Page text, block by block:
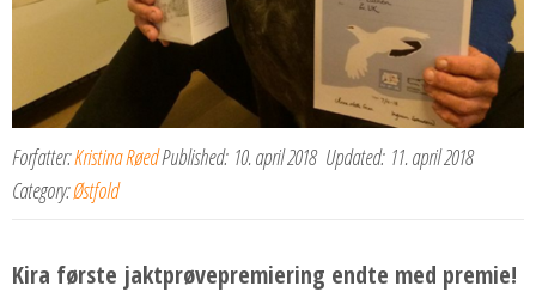
Forfatter:Kristina RøedPublished: 10. april 2018 Updated: 11. april 2018
Category:Østfold
Kira første jaktprøvepremiering endte med premie!